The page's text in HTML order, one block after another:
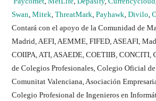
Swan, Mitek, ThreatMark, Payhawk, Divilo,
Contará con el apoyo de la Comunidad de
Madrid, AEFI, AEMME, FIFED, ASEAFI,
COIIPA, ATI, ASAEDE, COETIIB, CONCITI,
de Colegios Profesionales, Colegio Oficial
Comunitat Valenciana, Asociación
Colegio Profesional de Ingenieros en